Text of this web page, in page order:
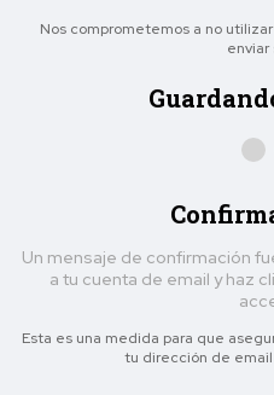
Nos comprometemos a no
enviar
Un mensaje de confirmación
a tu cuenta de email y haz
Esta es una medida para que
tu dirección de